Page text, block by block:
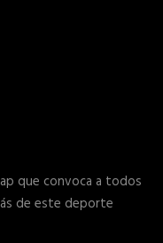
que convoca a todos
de este deporte